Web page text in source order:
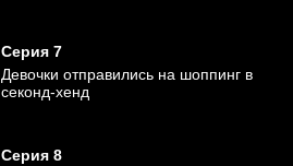
Серия 7
Девочки отправились на шоппинг в
секонд-хенд
Серия 8